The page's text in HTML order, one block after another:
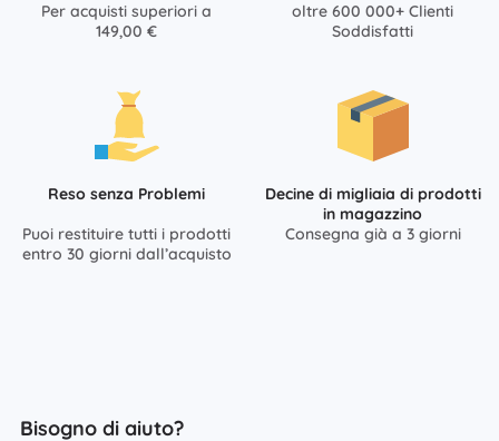
Per acquisti superiori a
149,00 €
oltre 600 000+ Clienti
Soddisfatti
Reso senza Problemi
Puoi restituire tutti i prodotti
entro 30 giorni dall’acquisto
Decine di migliaia di prodotti
in magazzino
Consegna già a 3 giorni
Bisogno di aiuto?